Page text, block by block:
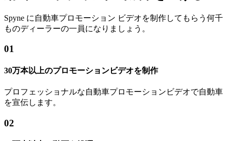
マルチアングルキャプチャ
ナミックなショットで、車両のあらゆる側面を紹介します。
プロフェッショナル編集スイート
Spyne の高度な編集ツールを使用すると、エフェクト、トラ